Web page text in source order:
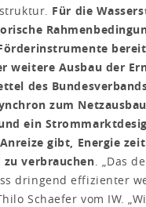
Für die
weitere Ausbau der
des
zum Netzausbau
ein
gibt, Energie
zu verbrauchen . „Das
dringend effizienter
Schaefer vom IW.